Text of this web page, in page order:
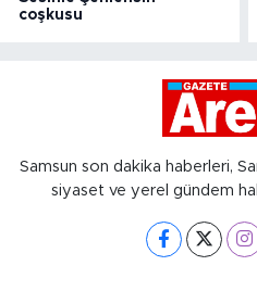
coşkusu
Samsun son dakika haberleri,
siyaset ve yerel gündem